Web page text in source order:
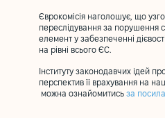
Єврокомісія наголошує, що
переслідування за порушення
елемент у забезпеченні
на рівні всього ЄС.
Інституту законодавчих ідей
перспектив її врахування на
можна ознайомитись за